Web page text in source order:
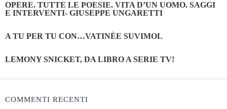
OPERE. TUTTE LE POESIE. VITA D’UN UOMO. SAGGI
E INTERVENTI- GIUSEPPE UNGARETTI
A TU PER TU CON…VATINÈE SUVIMOL
LEMONY SNICKET, DA LIBRO A SERIE TV!
COMMENTI RECENTI